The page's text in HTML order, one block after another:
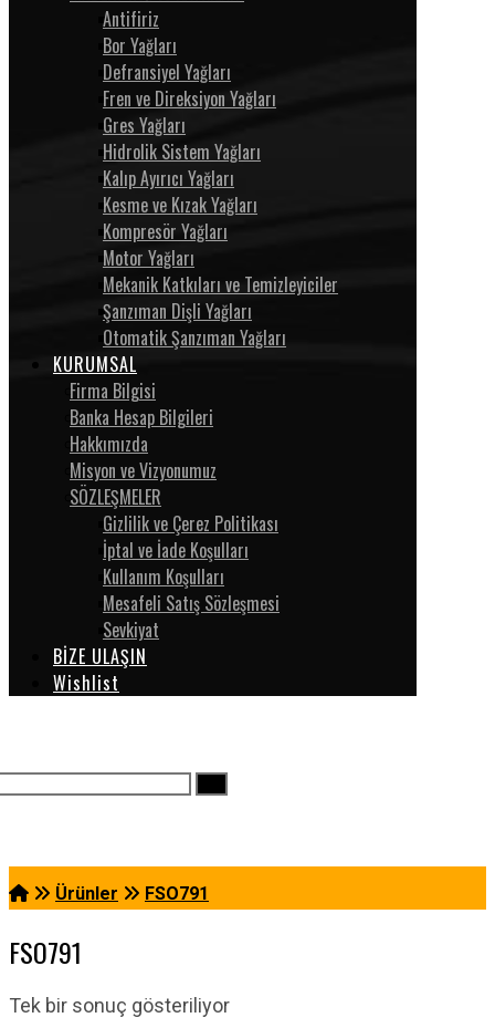
Antifiriz
Bor Yağları
Defransiyel Yağları
Fren ve Direksiyon Yağları
Gres Yağları
Hidrolik Sistem Yağları
Kalıp Ayırıcı Yağları
Kesme ve Kızak Yağları
Kompresör Yağları
Motor Yağları
Mekanik Katkıları ve Temizleyiciler
Şanzıman Dişli Yağları
Otomatik Şanzıman Yağları
KURUMSAL
Firma Bilgisi
Banka Hesap Bilgileri
Hakkımızda
Misyon ve Vizyonumuz
SÖZLEŞMELER
Gizlilik ve Çerez Politikası
İptal ve İade Koşulları
Kullanım Koşulları
Mesafeli Satış Sözleşmesi
Sevkiyat
BİZE ULAŞIN
Wishlist
Ürünler FSO791
FSO791
Tek bir sonuç gösteriliyor